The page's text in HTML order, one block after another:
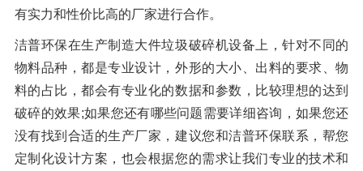
有实力和性价比高的厂家进行合作。
洁普环保在生产制造大件垃圾破碎机设备上，针对不同的
物料品种，都是专业设计，外形的大小、出料的要求、物
料的占比，都会有专业化的数据和参数，比较理想的达到
破碎的效果;如果您还有哪些问题需要详细咨询，如果您还
没有找到合适的生产厂家，建议您和洁普环保联系，帮您
定制化设计方案，也会根据您的需求让我们专业的技术和